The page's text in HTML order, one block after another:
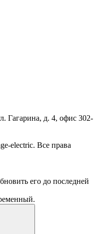
Гагарина, д. 4, офис 302-
electric. Все права
его до последней